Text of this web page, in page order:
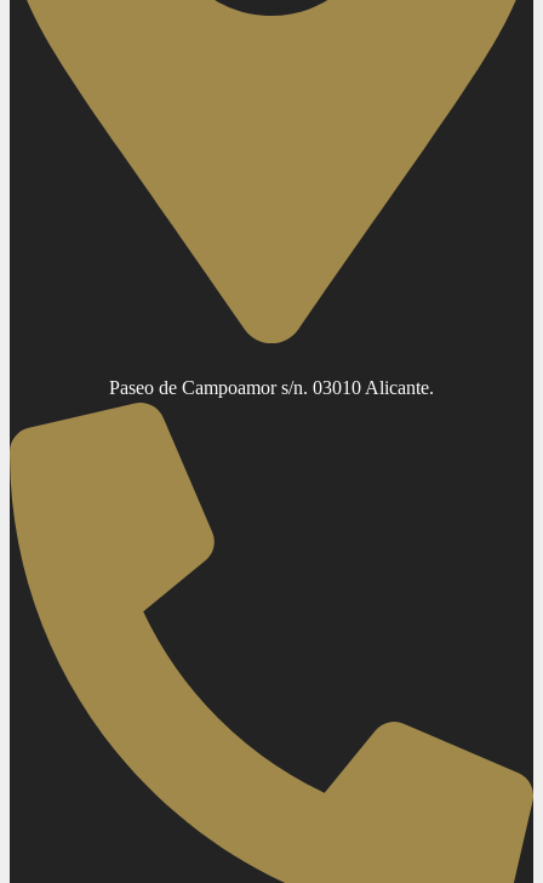
Paseo de Campoamor s/n. 03010 Alicante.